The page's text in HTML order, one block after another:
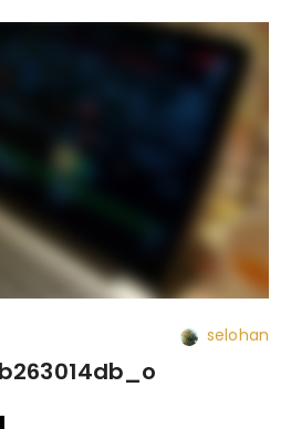
selohan